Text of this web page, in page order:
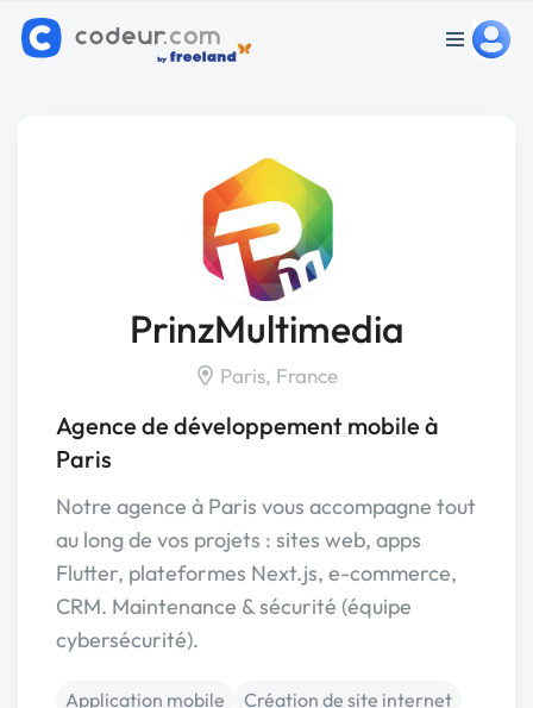
PrinzMultimedia
Paris, France
Agence de développement mobile à
Paris
Notre agence à Paris vous accompagne tout
au long de vos projets : sites web, apps
Flutter, plateformes Next.js, e-commerce,
CRM. Maintenance & sécurité (équipe
cybersécurité).
Application mobile Création de site internet